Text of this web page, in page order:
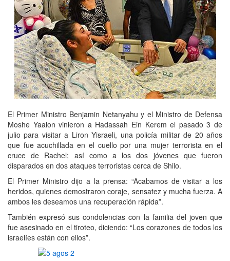
El Primer Ministro Benjamin Netanyahu y el Ministro de Defensa
Moshe Yaalon vinieron a Hadassah Ein Kerem el pasado 3 de
julio para visitar a Liron Yisraeli, una policía militar de 20 años
que fue acuchillada en el cuello por una mujer terrorista en el
cruce de Rachel; así como a los dos jóvenes que fueron
disparados en dos ataques terroristas cerca de Shilo.
El Primer Ministro dijo a la prensa: “Acabamos de visitar a los
heridos, quienes demostraron coraje, sensatez y mucha fuerza. A
ambos les deseamos una recuperación rápida”.
También expresó sus condolencias con la familia del joven que
fue asesinado en el tiroteo, diciendo: “Los corazones de todos los
israelíes están con ellos”.